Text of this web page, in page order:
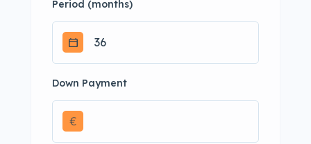
Period (months)
Down Payment
€